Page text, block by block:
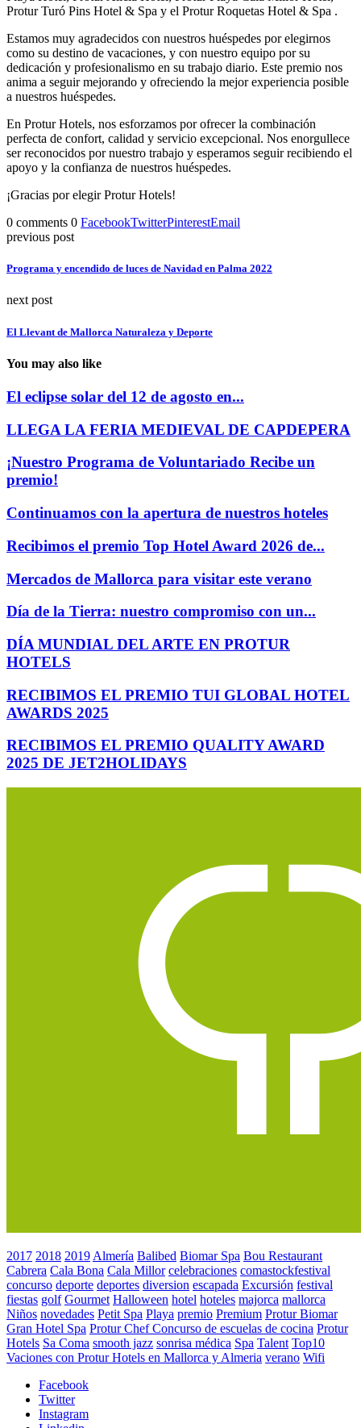
Protur Turó Pins Hotel & Spa y el Protur Roquetas Hotel & Spa .
Estamos muy agradecidos con nuestros huéspedes por elegirnos
como su destino de vacaciones, y con nuestro equipo por su
dedicación y profesionalismo en su trabajo diario. Este premio nos
anima a seguir mejorando y ofreciendo la mejor experiencia posible
a nuestros huéspedes.
En Protur Hotels, nos esforzamos por ofrecer la combinación
perfecta de confort, calidad y servicio excepcional. Nos enorgullece
ser reconocidos por nuestro trabajo y esperamos seguir recibiendo el
apoyo y la confianza de nuestros huéspedes.
¡Gracias por elegir Protur Hotels!
0 comments 0 FacebookTwitterPinterestEmail
previous post
Programa y encendido de luces de Navidad en Palma 2022
next post
El Llevant de Mallorca Naturaleza y Deporte
You may also like
El eclipse solar del 12 de agosto en...
LLEGA LA FERIA MEDIEVAL DE CAPDEPERA
¡Nuestro Programa de Voluntariado Recibe un
premio!
Continuamos con la apertura de nuestros hoteles
Recibimos el premio Top Hotel Award 2026 de...
Mercados de Mallorca para visitar este verano
Día de la Tierra: nuestro compromiso con un...
DÍA MUNDIAL DEL ARTE EN PROTUR
HOTELS
RECIBIMOS EL PREMIO TUI GLOBAL HOTEL
AWARDS 2025
RECIBIMOS EL PREMIO QUALITY AWARD
2025 DE JET2HOLIDAYS
2017 2018 2019 Almería Balibed Biomar Spa Bou Restaurant
Cabrera Cala Bona Cala Millor celebraciones comastockfestival
concurso deporte deportes diversion escapada Excursión festival
fiestas golf Gourmet Halloween hotel hoteles majorca mallorca
Niños novedades Petit Spa Playa premio Premium Protur Biomar
Gran Hotel Spa Protur Chef Concurso de escuelas de cocina Protur
Hotels Sa Coma smooth jazz sonrisa médica Spa Talent Top10
Vaciones con Protur Hotels en Mallorca y Almeria verano Wifi
Facebook
Twitter
Instagram